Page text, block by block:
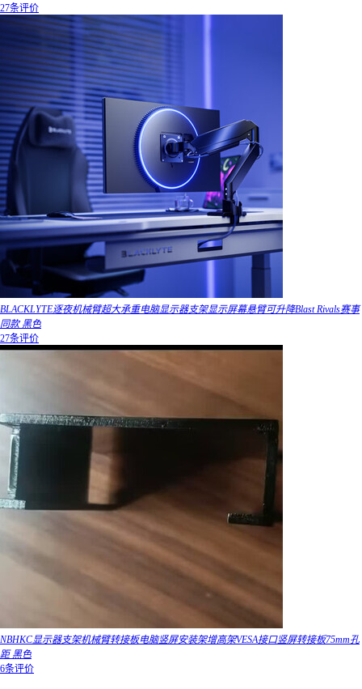
27条评价
BLACKLYTE逐夜机械臂超大承重电脑显示器支架显示屏幕悬臂可升降Blast Rivals赛事
同款 黑色
27条评价
NBHKC显示器支架机械臂转接板电脑竖屏安装架增高架VESA接口竖屏转接板75mm孔
距 黑色
6条评价